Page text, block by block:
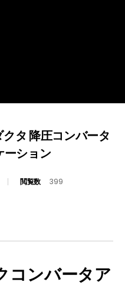
タ 降圧コンバータ
ーション
閲覧数 399
コンバータア